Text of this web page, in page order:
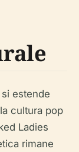
estende
cultura pop
Ladies
rimane